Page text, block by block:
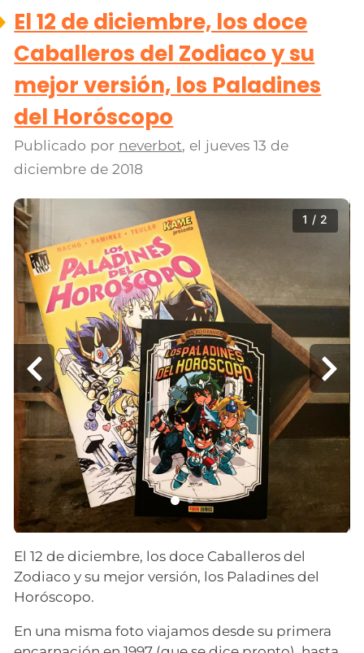
El 12 de diciembre, los doce
Caballeros del Zodiaco y su
mejor versión, los Paladines
del Horóscopo
Publicado por neverbot, el jueves 13 de
diciembre de 2018
1 / 2
El 12 de diciembre, los doce Caballeros del
Zodiaco y su mejor versión, los Paladines del
Horóscopo.
En una misma foto viajamos desde su primera